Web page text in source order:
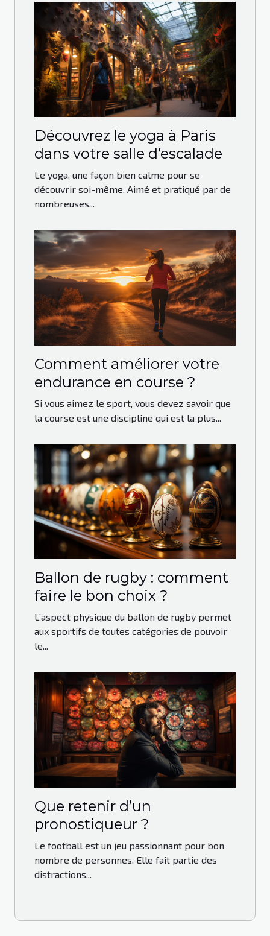
Découvrez le yoga à Paris
dans votre salle d’escalade
Le yoga, une façon bien calme pour se
découvrir soi-même. Aimé et pratiqué par de
nombreuses...
Comment améliorer votre
endurance en course ?
Si vous aimez le sport, vous devez savoir que
la course est une discipline qui est la plus...
Ballon de rugby : comment
faire le bon choix ?
L’aspect physique du ballon de rugby permet
aux sportifs de toutes catégories de pouvoir
le...
Que retenir d’un
pronostiqueur ?
Le football est un jeu passionnant pour bon
nombre de personnes. Elle fait partie des
distractions...